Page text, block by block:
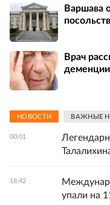
Варшава
Врач
деменции
НОВОСТИ ВАЖНЫЕ
00:01
18:42
упали на